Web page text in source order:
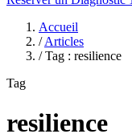
Accueil
/ Articles
/ Tag : resilience
Tag
resilience